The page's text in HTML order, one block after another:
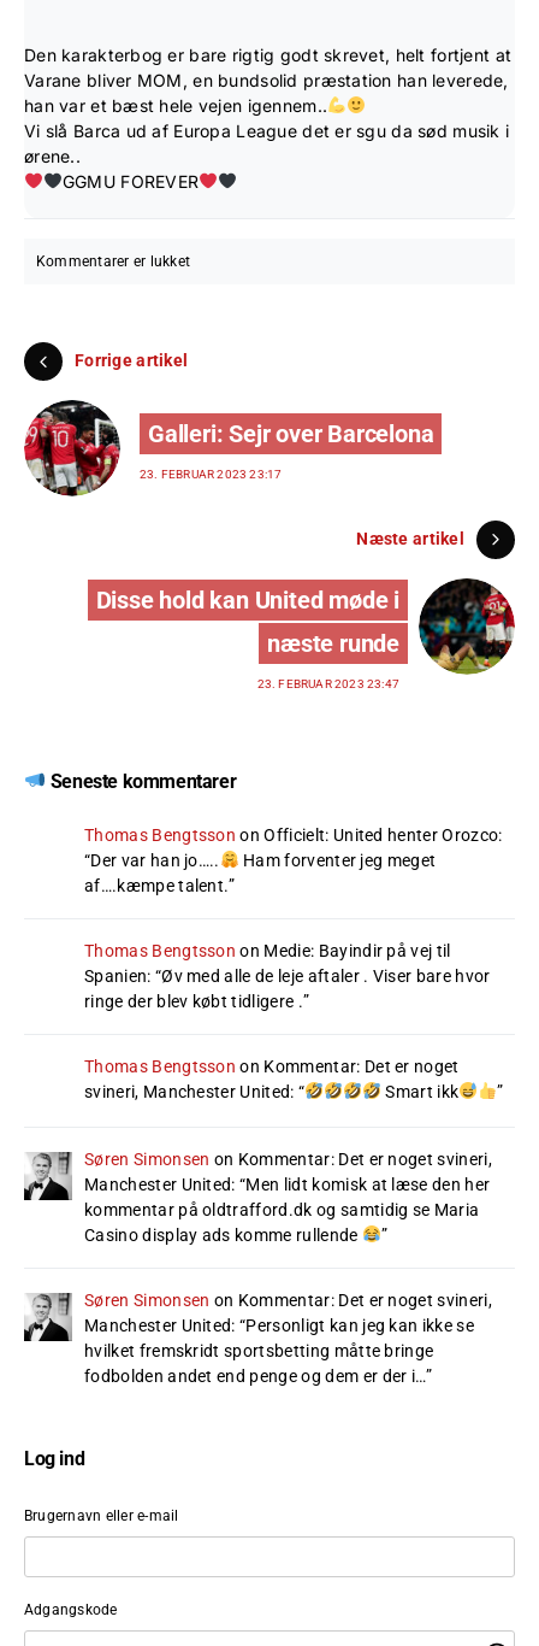
Den karakterbog er bare rigtig godt skrevet, helt fortjent at
Varane bliver MOM, en bundsolid præstation han leverede,
han var et bæst hele vejen igennem..
Vi slå Barca ud af Europa League det er sgu da sød musik i
ørene..
GGMU FOREVER
Kommentarer er lukket
Forrige artikel
Galleri: Sejr over Barcelona
23. FEBRUAR 2023 23:17
Næste artikel
Disse hold kan United møde i
næste runde
23. FEBRUAR 2023 23:47
Seneste kommentarer
Thomas Bengtsson onOfficielt: United henter Orozco:
“Der var han jo…..
Ham forventer jeg meget
af….kæmpe talent.”
Thomas Bengtsson on Medie: Bayindir på vej til
Spanien: “Øv med alle de leje aftaler . Viser bare hvor
ringe der blev købt tidligere .”
Thomas Bengtsson on Kommentar: Det er noget
svineri, Manchester United: “ Smart ikk ”
Søren Simonsen on Kommentar: Det er noget svineri,
Manchester United: “Men lidt komisk at læse den her
kommentar på oldtrafford.dk og samtidig se Maria
Casino display ads komme rullende
”
Søren Simonsen on Kommentar: Det er noget svineri,
Manchester United: “Personligt kan jeg kan ikke se
hvilket fremskridt sportsbetting måtte bringe
fodbolden andet end penge og dem er der i…”
Log ind
Brugernavn eller e-mail
Adgangskode